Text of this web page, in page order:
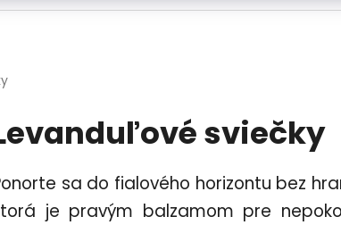
sviečky
sa do fialového horizontu bez
je pravým balzamom pre